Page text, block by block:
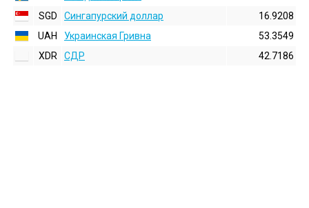
SGD
Сингапурский доллар
16.9208
UAH
Украинская Гривна
53.3549
XDR
СДР 42.7186